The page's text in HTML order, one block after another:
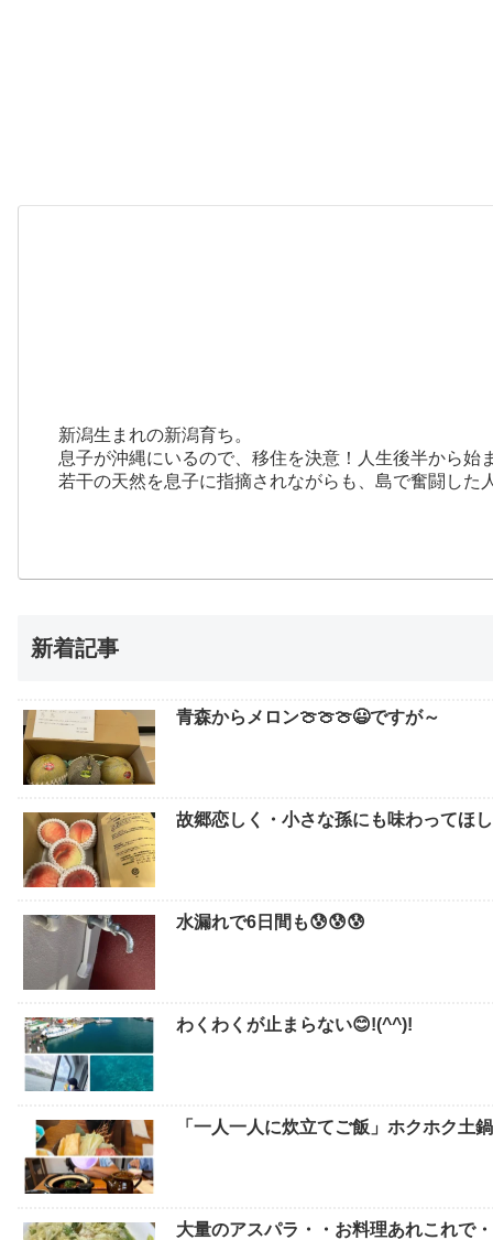
新潟生まれの新潟育ち。
息子が沖縄にいるので、移住を決意！人生後半から
若干の天然を息子に指摘されながらも、島で奮闘した
新着記事
青森からメロン🍈🍈🍈😃ですが～
故郷恋しく・小さな孫にも味わってほ
水漏れで6日間も😰😰😰
わくわくが止まらない😊!(^^)!
「一人一人に炊立てご飯」ホクホク土
大量のアスパラ・・お料理あれこれで